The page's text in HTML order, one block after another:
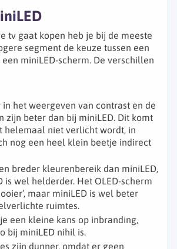
tv gaat kopen heb je bij de meeste
segment de keuze tussen een
een miniLED-scherm. De verschillen
in het weergeven van contrast en de
zijn beter dan bij miniLED. Dit komt
helemaal niet verlicht wordt, in
nog een heel klein beetje indirect
breder kleurenbereik dan miniLED,
is wel helderder. Het OLED-scherm
maar miniLED is wel beter
ruimtes.
een kleine kans op inbranding,
bij miniLED nihil is.
zijn dunner, omdat er geen